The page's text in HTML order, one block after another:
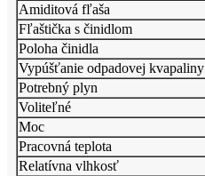
Amiditová fľaša
Fľaštička s činidlom
Poloha činidla
Vypúšťanie odpadovej kvapaliny
Potrebný plyn
Voliteľné
Moc
Pracovná teplota
Relatívna vlhkosť